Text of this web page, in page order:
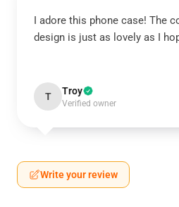
I adore this phone case! The
design is just as lovely as I
T Troy
Verified owner
Write your review